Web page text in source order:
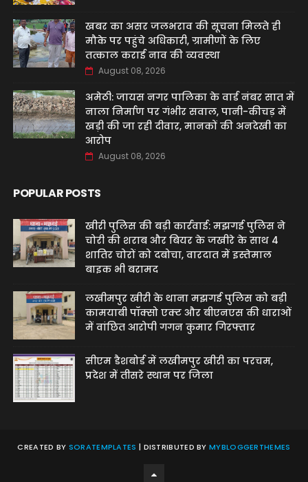
खबर का असर जलभराव की सूचना मिलते ही
मौके पर पहुंचे अधिकारी, ग्रामीणों के लिए
तत्काल कराई नाव की व्यवस्था
August 08, 2026
अमेठी: जायस नगर पालिका के वार्ड नंबर सात में
नाला निर्माण पर गंभीर सवाल, पानी-कीचड़ में
खड़ी की जा रही दीवार, मानकों की अनदेखी का
आरोप
August 08, 2026
POPULAR POSTS
खीरी पुलिस की बड़ी कार्रवाई: मझगई पुलिस ने
चोरी की शराब और बियर के जखीरे के साथ 4
शातिर चोरों को दबोचा, वारदात में इस्तेमाल
बाइक भी बरामद
लखीमपुर खीरी के थाना मझगई पुलिस को बड़ी
कामयाबी पॉक्सो एक्ट और बीएनएस की धाराओं
में वांछित आरोपी गगन कुमार गिरफ्तार
सीएम डैशबोर्ड में लखीमपुर खीरी का परचम,
प्रदेश में तीसरे स्थान पर जिला
CREATED BY SORATEMPLATES | DISTRIBUTED BYMYBLOGGERTHEMES